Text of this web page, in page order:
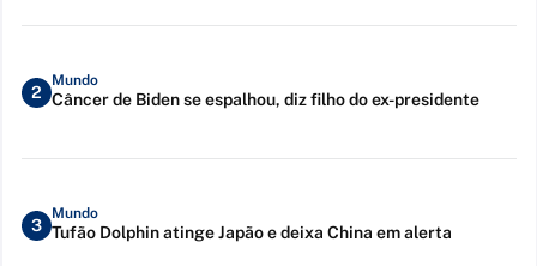
2
Mundo
Câncer de Biden se espalhou, diz filho do ex-presidente
3
Mundo
Tufão Dolphin atinge Japão e deixa China em alerta